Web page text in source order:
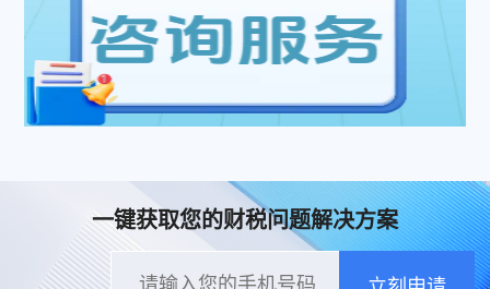
一键获取您的财税问题解决方案